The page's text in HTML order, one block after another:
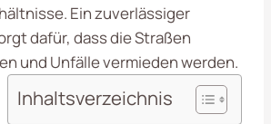
Ein zuverlässiger
dafür, dass die Straßen
und Unfälle vermieden werden.
Inhaltsverzeichnis